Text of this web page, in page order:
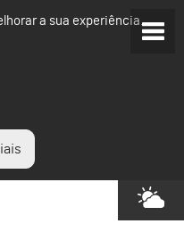
a sua experiência.